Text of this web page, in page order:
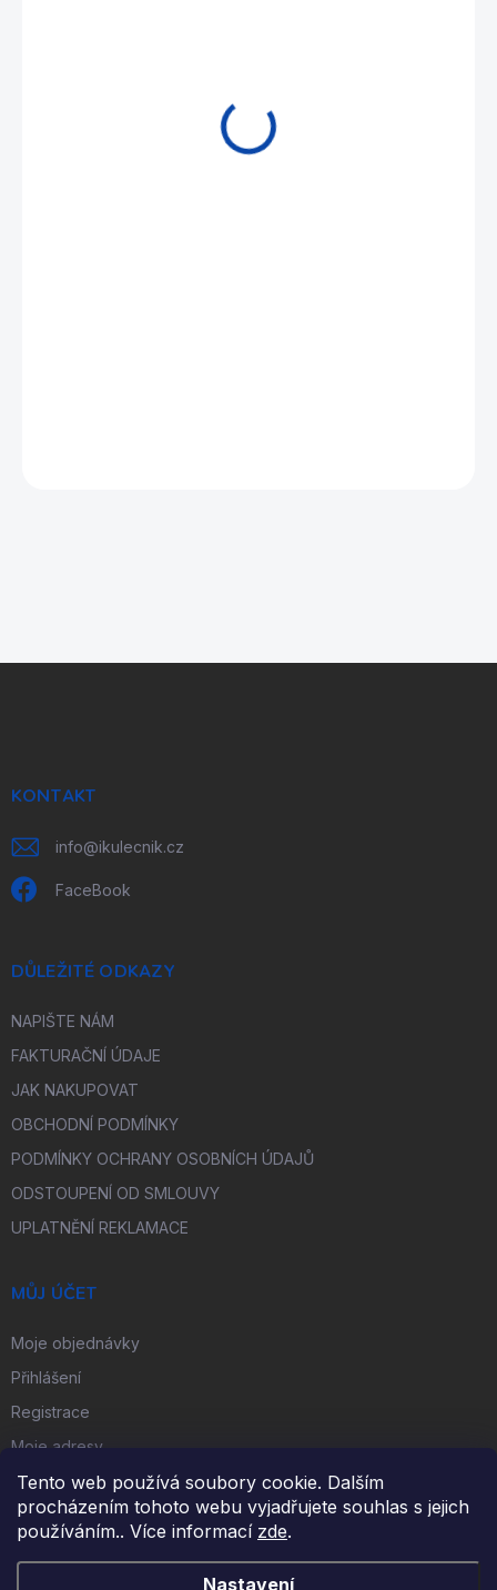
Tento web používá soubory cookie. Dalším
procházením tohoto webu vyjadřujete souhlas s jejich
používáním.. Více informací zde.
Nastavení
KONTAKT
info@ikulecnik.cz
FaceBook
DŮLEŽITÉ ODKAZY
NAPIŠTE NÁM
FAKTURAČNÍ ÚDAJE
JAK NAKUPOVAT
OBCHODNÍ PODMÍNKY
PODMÍNKY OCHRANY OSOBNÍCH ÚDAJŮ
ODSTOUPENÍ OD SMLOUVY
UPLATNĚNÍ REKLAMACE
MŮJ ÚČET
Moje objednávky
Přihlášení
Registrace
Moje adresy
FACEBOOK